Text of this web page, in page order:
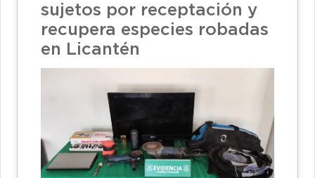
sujetos por receptación y
recupera especies robadas
en Licantén